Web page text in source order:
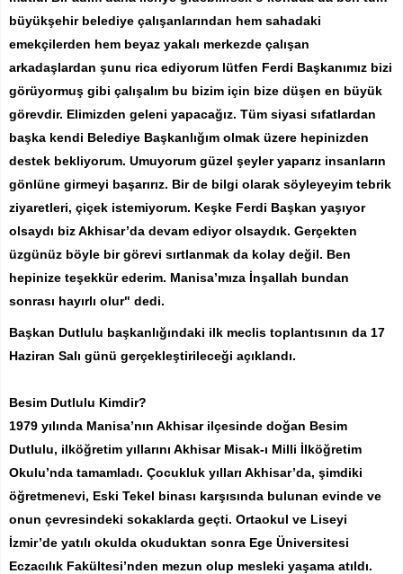
büyükşehir belediye çalışanlarından hem sahadaki
emekçilerden hem beyaz yakalı merkezde çalışan
arkadaşlardan şunu rica ediyorum lütfen Ferdi Başkanımız bizi
görüyormuş gibi çalışalım bu bizim için bize düşen en büyük
görevdir. Elimizden geleni yapacağız. Tüm siyasi sıfatlardan
başka kendi Belediye Başkanlığım olmak üzere hepinizden
destek bekliyorum. Umuyorum güzel şeyler yaparız insanların
gönlüne girmeyi başarırız. Bir de bilgi olarak söyleyeyim tebrik
ziyaretleri, çiçek istemiyorum. Keşke Ferdi Başkan yaşıyor
olsaydı biz Akhisar’da devam ediyor olsaydık. Gerçekten
üzgünüz böyle bir görevi sırtlanmak da kolay değil. Ben
hepinize teşekkür ederim. Manisa’mıza İnşallah bundan
sonrası hayırlı olur" dedi.
Başkan Dutlulu başkanlığındaki ilk meclis toplantısının da 17
Haziran Salı günü gerçekleştirileceği açıklandı.
Besim Dutlulu Kimdir?
1979 yılında Manisa’nın Akhisar ilçesinde doğan Besim
Dutlulu, ilköğretim yıllarını Akhisar Misak-ı Milli İlköğretim
Okulu’nda tamamladı. Çocukluk yılları Akhisar’da, şimdiki
öğretmenevi, Eski Tekel binası karşısında bulunan evinde ve
onun çevresindeki sokaklarda geçti. Ortaokul ve Liseyi
İzmir’de yatılı okulda okuduktan sonra Ege Üniversitesi
Eczacılık Fakültesi’nden mezun olup mesleki yaşama atıldı.